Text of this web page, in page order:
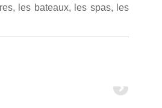
les bateaux, les spas, les